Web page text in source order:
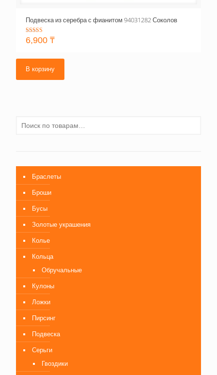
Подвеска из серебра с фианитом 94031282 Соколов
Оценка
5.00
6,900 ₸
В корзину
Браслеты
Броши
Бусы
Золотые украшения
Колье
Кольца
Обручальные
Кулоны
Ложки
Пирсинг
Подвеска
Серьги
Гвоздики